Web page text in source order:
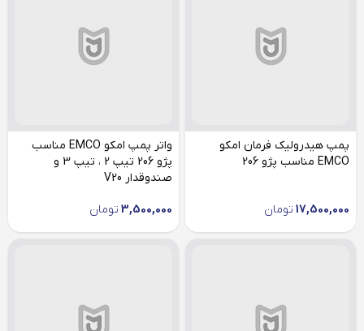
پمپ هیدرولیک فرمان امکو
EMCO مناسب پژو 206
17,500,000 تومان
واتر پمپ امکو EMCO مناسب
پژو 206 تیپ 2 ، تیپ 3 و
صندوقدار V20
3,500,000 تومان